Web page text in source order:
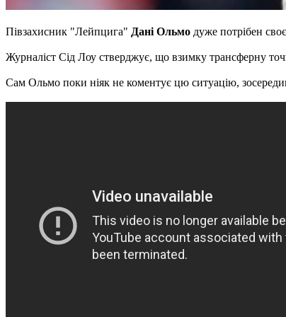
Півзахисник "Лейпцига" Дані Ольмо дуже потрібен
Журналіст Сід Лоу стверджує, що взимку трансферну
Сам Ольмо поки ніяк не коментує цю ситуацію,